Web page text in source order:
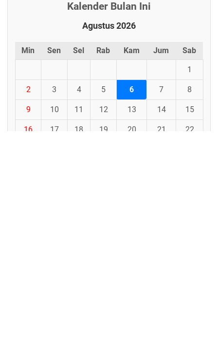
Kalender Bulan Ini
Agustus 2026
Min Sen Sel Rab Kam Jum Sab
1
2 3 4 5 6 7 8
9 10 11 12 13 14 15
16 17 18 19 20 21 22